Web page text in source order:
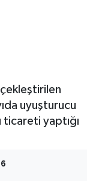
uyuşturucu
yaptığı